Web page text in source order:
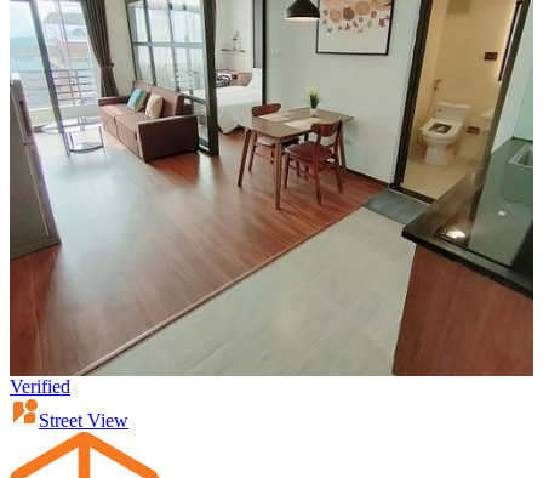
Verified
Street View